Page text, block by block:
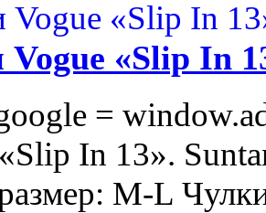
«Slip In
=
In 13».
M-L